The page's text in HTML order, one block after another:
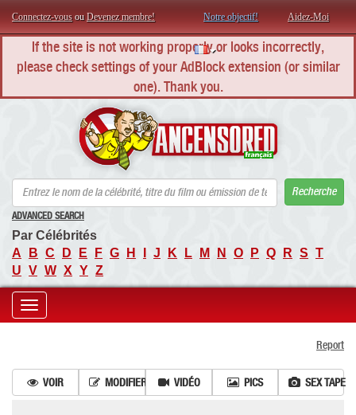
Connectez-vous ou Devenez membre! Notre objectif! Aidez-Moi
If the site is not working properly or looks incorrectly,
please check settings of your AdBlock extension (or similar
one). Thank you.
Recherche
ADVANCED SEARCH
Par Célébrités
A
B C D E F G H J K L M N O P Q R S T
U V W X Y Z
Toggle
Report
VOIR MODIFIER VIDÉO PICS SEX TAPE